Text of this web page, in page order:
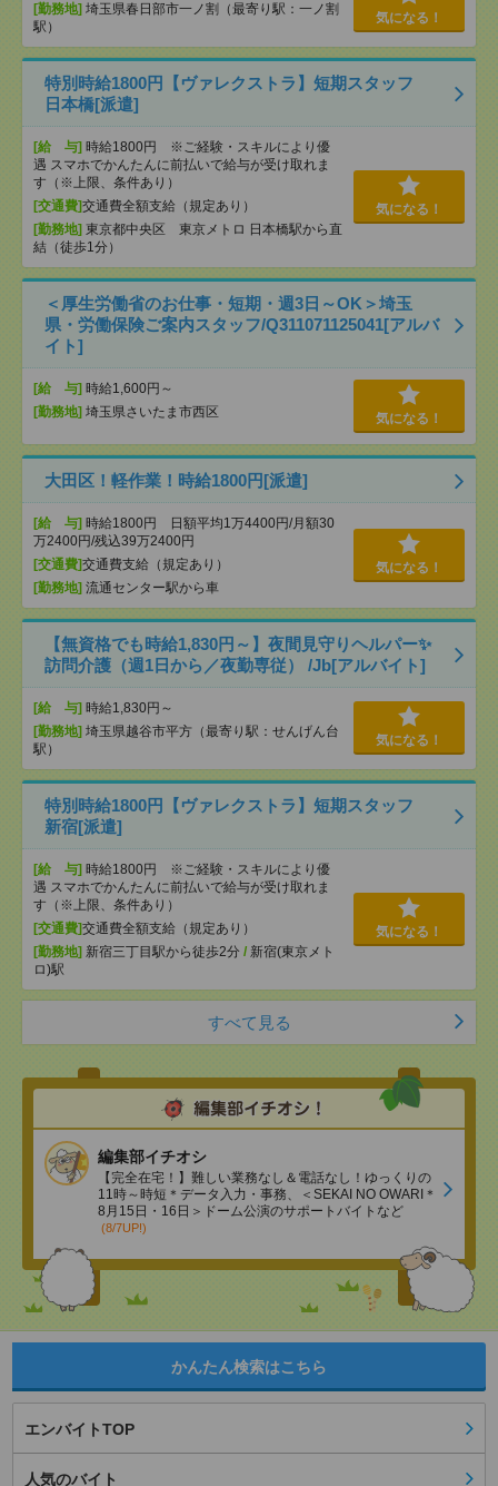
[勤務地] 埼玉県春日部市一ノ割（最寄り駅：一ノ割
駅）
気になる！
特別時給1800円【ヴァレクストラ】短期スタッフ
日本橋[派遣]
[給 与] 時給1800円 ※ご経験・スキルにより優
遇 スマホでかんたんに前払いで給与が受け取れま
す（※上限、条件あり）
[交通費]交通費全額支給（規定あり）
[勤務地] 東京都中央区 東京メトロ 日本橋駅から直
結（徒歩1分）
気になる！
＜厚生労働省のお仕事・短期・週3日～OK＞埼玉
県・労働保険ご案内スタッフ/Q311071125041[アルバ
イト]
[給 与] 時給1,600円～
[勤務地] 埼玉県さいたま市西区 気になる！
大田区！軽作業！時給1800円[派遣]
[給 与] 時給1800円 日額平均1万4400円/月額30
万2400円/残込39万2400円
[交通費]交通費支給（規定あり）
[勤務地] 流通センター駅から車
気になる！
【無資格でも時給1,830円～】夜間見守りヘルパー✨
訪問介護（週1日から／夜勤専従） /Jb[アルバイト]
[給 与] 時給1,830円～
[勤務地] 埼玉県越谷市平方（最寄り駅：せんげん台
駅）
気になる！
特別時給1800円【ヴァレクストラ】短期スタッフ
新宿[派遣]
[給 与] 時給1800円 ※ご経験・スキルにより優
遇 スマホでかんたんに前払いで給与が受け取れま
す（※上限、条件あり）
[交通費]交通費全額支給（規定あり）
[勤務地] 新宿三丁目駅から徒歩2分 / 新宿(東京メト
ロ)駅
気になる！
すべて見る
編集部イチオシ
【完全在宅！】難しい業務なし＆電話なし！ゆっくりの
11時～時短＊データ入力・事務、＜SEKAI NO OWARI＊
8月15日・16日＞ドーム公演のサポートバイトなど
(8/7UP!)
かんたん検索はこちら
エンバイトTOP
人気のバイト